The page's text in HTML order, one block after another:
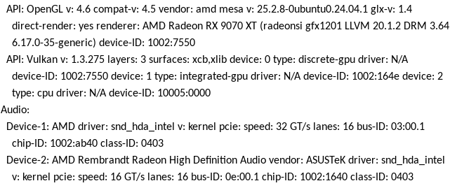
API: OpenGL v: 4.6 compat-v: 4.5 vendor: amd mesa v: 25.2.8-0ubuntu0.24.04.1 glx-v: 1.4
direct-render: yes renderer: AMD Radeon RX 9070 XT (radeonsi gfx1201 LLVM 20.1.2 DRM 3.64
6.17.0-35-generic) device-ID: 1002:7550
API: Vulkan v: 1.3.275 layers: 3 surfaces: xcb,xlib device: 0 type: discrete-gpu driver: N/A
device-ID: 1002:7550 device: 1 type: integrated-gpu driver: N/A device-ID: 1002:164e device: 2
type: cpu driver: N/A device-ID: 10005:0000
Audio:
Device-1: AMD driver: snd_hda_intel v: kernel pcie: speed: 32 GT/s lanes: 16 bus-ID: 03:00.1
chip-ID: 1002:ab40 class-ID: 0403
Device-2: AMD Rembrandt Radeon High Definition Audio vendor: ASUSTeK driver: snd_hda_intel
v: kernel pcie: speed: 16 GT/s lanes: 16 bus-ID: 0e:00.1 chip-ID: 1002:1640 class-ID: 0403